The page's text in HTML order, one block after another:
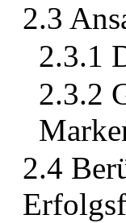
2.3
2.3.1
2.3.2
2.4